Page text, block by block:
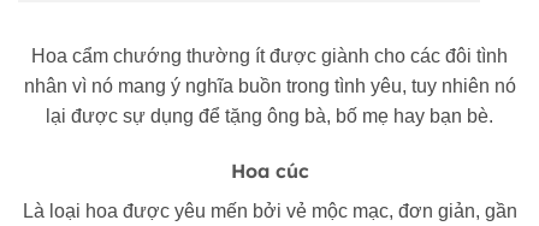
Hoa cẩm chướng thường ít được giành cho các đôi tình
nhân vì nó mang ý nghĩa buồn trong tình yêu, tuy nhiên nó
lại được sự dụng để tặng ông bà, bố mẹ hay bạn bè.
Hoa cúc
Là loại hoa được yêu mến bởi vẻ mộc mạc, đơn giản, gần